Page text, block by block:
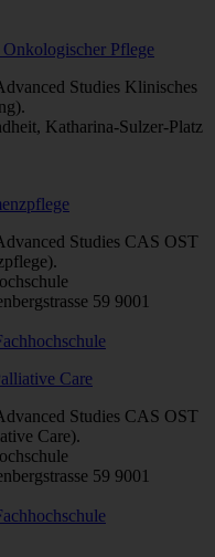
Pflege
Studies Klinisches
Katharina-Sulzer-Platz
Studies CAS OST
59 9001
Care
Studies CAS OST
Care).
59 9001